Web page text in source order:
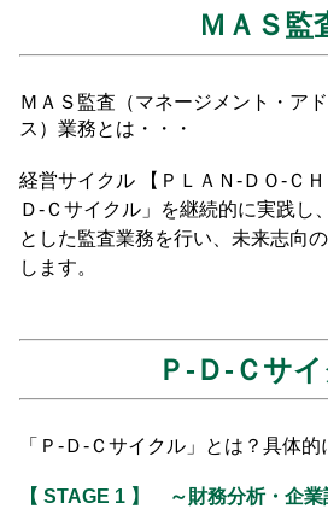
ＭＡＳ監
ＭＡＳ監査（マネージメント・ア
ス）業務とは・・・
経営サイクル 【ＰＬＡＮ-ＤＯ-Ｃ
Ｄ-Ｃサイクル」を継続的に実践し
とした監査業務を行い、未来志向
します。
Ｐ-Ｄ-Ｃサ
「Ｐ-Ｄ-Ｃサイクル」とは？具体的
【 STAGE 1 】 ～財務分析・企